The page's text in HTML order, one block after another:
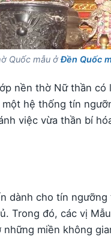
Quốc mẫu ở Đền Quốc
nền thờ Nữ thần
hệ thống tín
việc vừa thần bí
dành cho tín
Trong đó, các vị
những miền không